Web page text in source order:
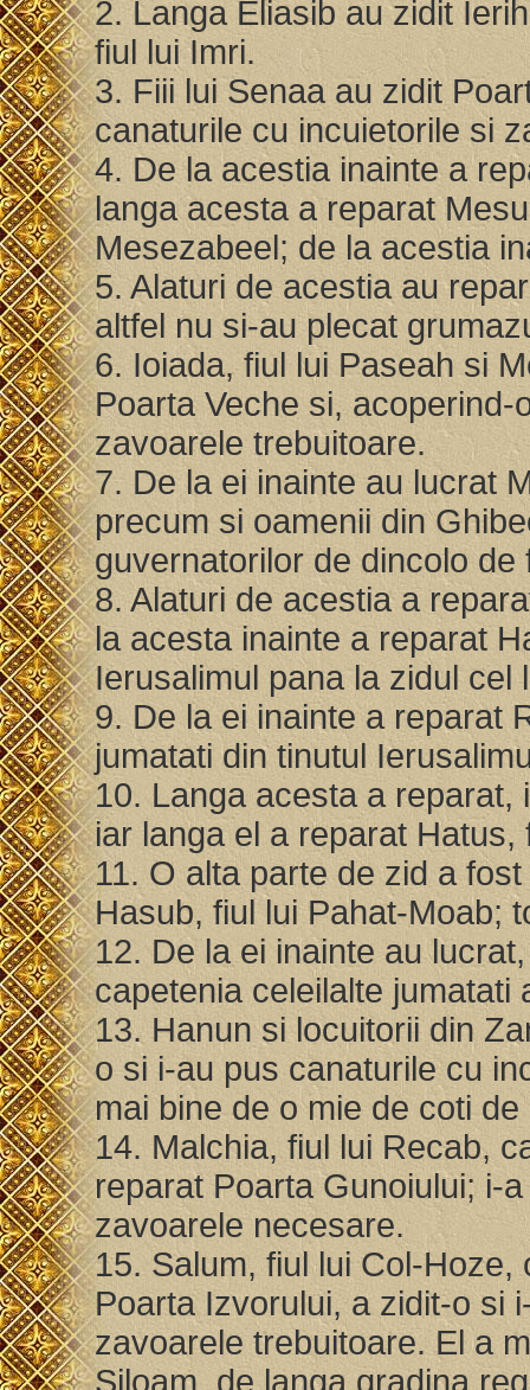
2. Langa Eliasib au zidit
fiul lui Imri.
3. Fiii lui Senaa au zidit
canaturile cu incuietorile si
4. De la acestia inainte a
langa acesta a reparat
Mesezabeel; de la acestia
5. Alaturi de acestia au
altfel nu si-au plecat
6. Ioiada, fiul lui Paseah si
Poarta Veche si,
zavoarele trebuitoare.
7. De la ei inainte au lucrat
precum si oamenii din
guvernatorilor de dincolo
8. Alaturi de acestia a
la acesta inainte a reparat
Ierusalimul pana la zidul cel
9. De la ei inainte a reparat
jumatati din tinutul
10. Langa acesta a reparat,
iar langa el a reparat
11. O alta parte de zid a
Hasub, fiul lui Pahat-Moab;
12. De la ei inainte au
capetenia celeilalte
13. Hanun si locuitorii din
o si i-au pus canaturile cu
mai bine de o mie de coti
14. Malchia, fiul lui Recab,
reparat Poarta Gunoiului; i-
zavoarele necesare.
15. Salum, fiul lui Col-
Poarta Izvorului, a zidit-o si
zavoarele trebuitoare. El a
Siloam, de langa gradina